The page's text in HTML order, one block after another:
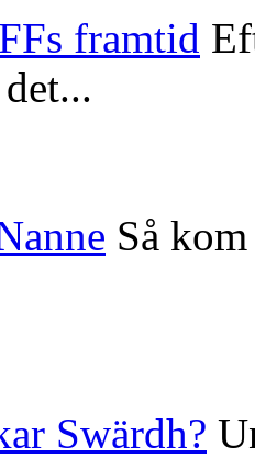
framtid
Så
Swärdh?